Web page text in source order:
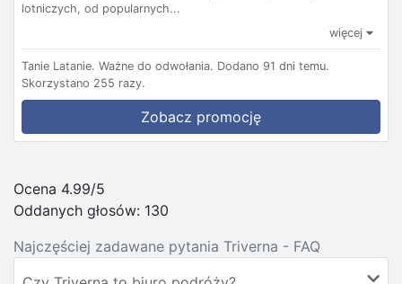
lotniczych, od popularnych...
więcej
Tanie Latanie. Ważne do odwołania. Dodano 91 dni temu.
Skorzystano 255 razy.
Zobacz promocję
Ocena 4.99/5
Oddanych głosów: 130
Najczęściej zadawane pytania Triverna - FAQ